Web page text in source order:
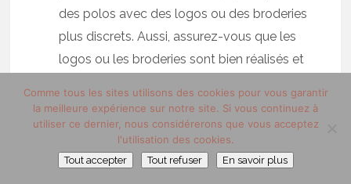
des polos avec des logos ou des broderies
plus discrets. Aussi, assurez-vous que les
logos ou les broderies sont bien réalisés et
Ourlet: L’ourlet du polo peut être droit ou
légèrement arrondi. Choisissez un ourlet qui
correspond à votre style et à votre
morphologie. Assurez-vous que l’ourlet est
Comme tous les sites utilisons des cookies pour vous garantir
la meilleure expérience sur notre site. Si vous continuez à
utiliser ce dernier, nous considérerons que vous acceptez
l'utilisation des cookies.
Tout accepter Tout refuser En savoir plus